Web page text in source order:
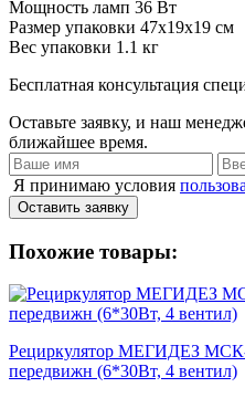
Мощность ламп 36 Вт
Размер упаковки 47х19х19 см
Вес упаковки 1.1 кг
Бесплатная консультация
Оставьте заявку, и наш
ближайшее время.
Я принимаю условия
Оставить заявку
Похожие товары:
Рециркулятор МЕГИДЕЗ МСК-
передвижн (6*30Вт, 4 вентил)